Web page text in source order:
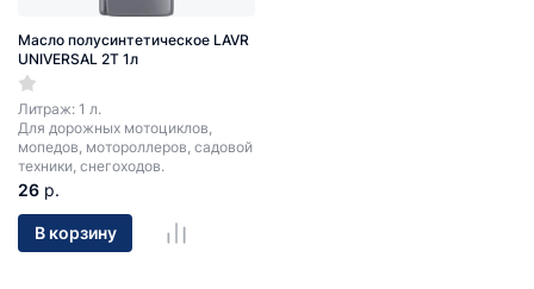
Масло полусинтетическое LAVR
UNIVERSAL 2T 1л
Литраж: 1 л.
Для дорожных мотоциклов,
мопедов, мотороллеров, садовой
техники, снегоходов.
26 р.
В корзину